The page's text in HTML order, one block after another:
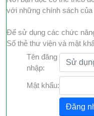
với những chính sách của
Để sử dụng các chức
Số thẻ thư viện và mật
Tên đăng
nhập:
Mật khẩu: